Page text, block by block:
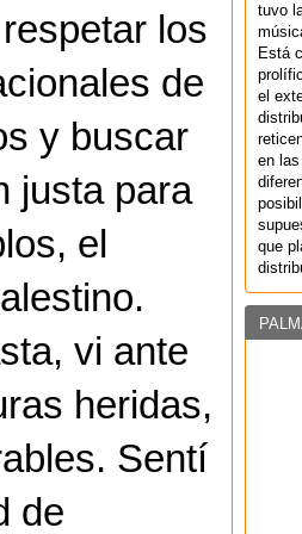
los
de
y buscar
justa para
el
vi ante
heridas,
Sentí
de
tuvo
Está
el
en
que